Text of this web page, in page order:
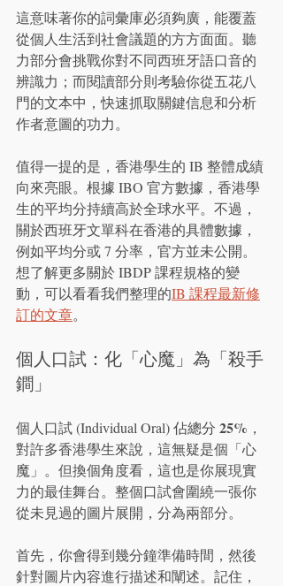
這意味著你的詞彙庫必須夠廣，能覆蓋
從個人生活到社會議題的方方面面。聽
力部分會挑戰你對不同西班牙語口音的
辨識力；而閱讀部分則考驗你從五花八
門的文本中，快速抓取關鍵信息和分析
作者意圖的功力。
值得一提的是，香港學生的 IB 整體成績
向來亮眼。根據 IBO 官方數據，香港學
生的平均分持續高於全球水平。不過，
關於西班牙文單科在香港的具體數據，
例如平均分或 7 分率，官方並未公開。
想了解更多關於 IBDP 課程規格的變
動，可以看看我們整理的IB 課程最新修
訂的文章。
個人口試：化「心魔」為「殺手
鐧」
個人口試 (Individual Oral) 佔總分 25% ，
對許多香港學生來說，這無疑是個「心
魔」。但換個角度看，這也是你展現實
力的最佳舞台。整個口試會圍繞一張你
從未見過的圖片展開，分為兩部分。
首先，你會得到幾分鐘準備時間，然後
針對圖片內容進行描述和闡述。記住，